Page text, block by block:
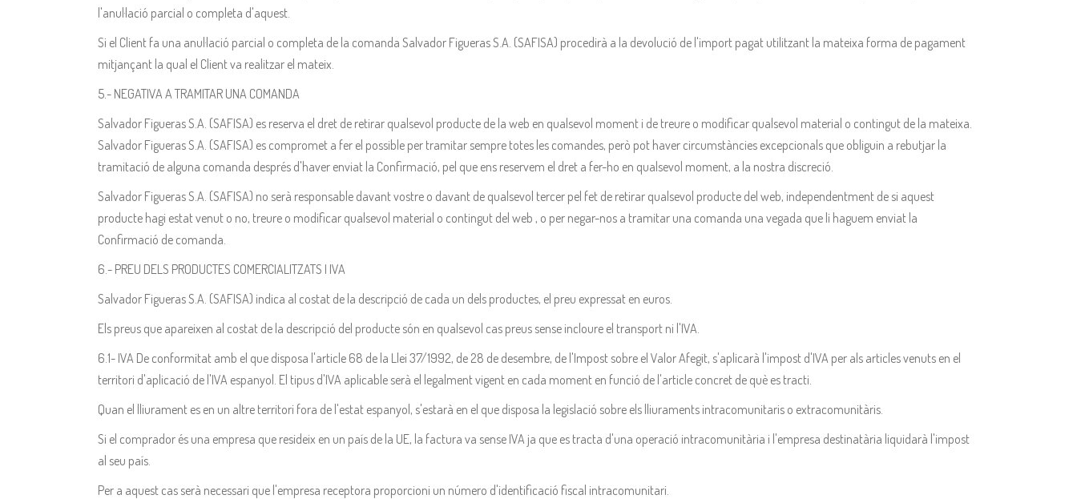
l'anul·lació parcial o completa d'aquest.
Si el Client fa una anul·lació parcial o completa de la comanda Salvador Figueras S.A. (SAFISA) procedirà a la devolució de l'import pagat utilitzant la mateixa forma de pagament
mitjançant la qual el Client va realitzar el mateix.
5.- NEGATIVA A TRAMITAR UNA COMANDA
Salvador Figueras S.A. (SAFISA) es reserva el dret de retirar qualsevol producte de la web en qualsevol moment i de treure o modificar qualsevol material o contingut de la mateixa.
Salvador Figueras S.A. (SAFISA) es compromet a fer el possible per tramitar sempre totes les comandes, però pot haver circumstàncies excepcionals que obliguin a rebutjar la
tramitació de alguna comanda després d'haver enviat la Confirmació, pel que ens reservem el dret a fer-ho en qualsevol moment, a la nostra discreció.
Salvador Figueras S.A. (SAFISA) no serà responsable davant vostre o davant de qualsevol tercer pel fet de retirar qualsevol producte del web, independentment de si aquest
producte hagi estat venut o no, treure o modificar qualsevol material o contingut del web , o per negar-nos a tramitar una comanda una vegada que li haguem enviat la
Confirmació de comanda.
6.- PREU DELS PRODUCTES COMERCIALITZATS I IVA
Salvador Figueras S.A. (SAFISA) indica al costat de la descripció de cada un dels productes, el preu expressat en euros.
Els preus que apareixen al costat de la descripció del producte són en qualsevol cas preus sense incloure el transport ni l'IVA.
6.1- IVA De conformitat amb el que disposa l'article 68 de la Llei 37/1992, de 28 de desembre, de l'Impost sobre el Valor Afegit, s'aplicarà l'impost d'IVA per als articles venuts en el
territori d'aplicació de l'IVA espanyol. El tipus d'IVA aplicable serà el legalment vigent en cada moment en funció de l'article concret de què es tracti.
Quan el lliurament es en un altre territori fora de l'estat espanyol, s'estarà en el que disposa la legislació sobre els lliuraments intracomunitaris o extracomunitàris.
Si el comprador és una empresa que resideix en un país de la UE, la factura va sense IVA ja que es tracta d'una operació intracomunitària i l'empresa destinatària liquidarà l'impost
al seu país.
Per a aquest cas serà necessari que l'empresa receptora proporcioni un número d'identificació fiscal intracomunitari.